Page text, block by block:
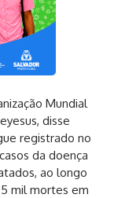
Mundial
disse
registrado no
da doença
ao longo
mil mortes em